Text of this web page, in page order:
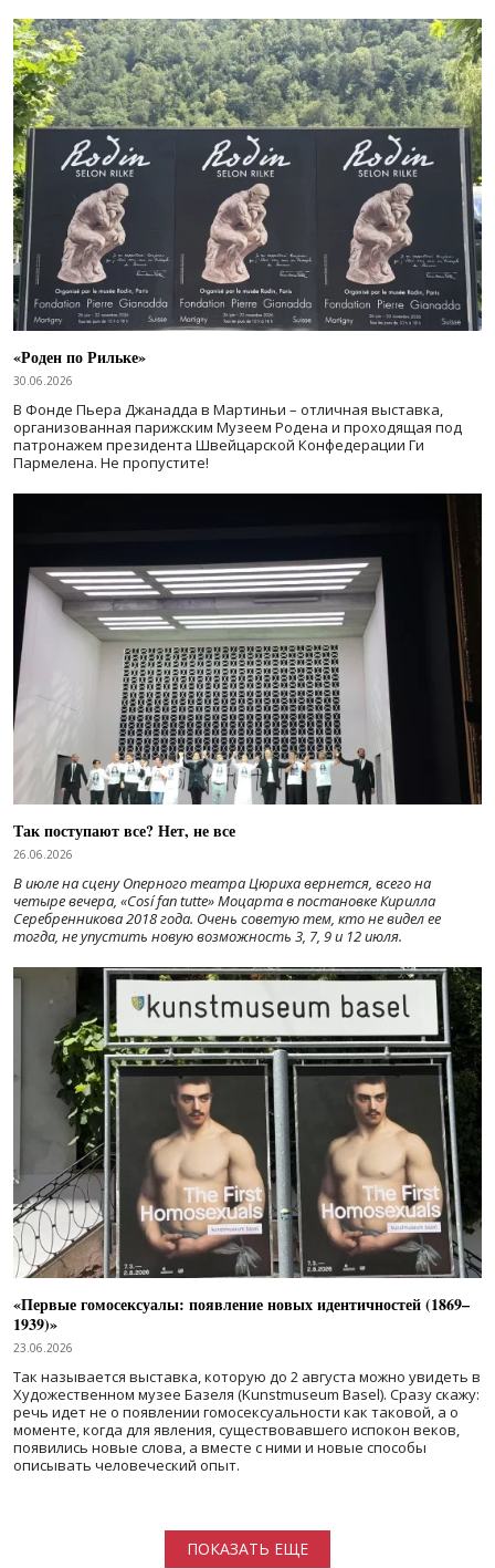
«Роден по Рильке»
30.06.2026
В Фонде Пьера Джанадда в Мартиньи – отличная выставка,
организованная парижским Музеем Родена и проходящая под
патронажем президента Швейцарской Конфедерации Ги
Пармелена. Не пропустите!
Так поступают все? Нет, не все
26.06.2026
В июле на сцену Оперного театра Цюриха вернется, всего на
четыре вечера, «Cosí fan tutte» Моцарта в постановке Кирилла
Серебренникова 2018 года. Очень советую тем, кто не видел ее
тогда, не упустить новую возможность 3, 7, 9 и 12 июля.
«Первые гомосексуалы: появление новых идентичностей (1869–
1939)»
23.06.2026
Так называется выставка, которую до 2 августа можно увидеть в
Художественном музее Базеля (Kunstmuseum Basel). Сразу скажу:
речь идет не о появлении гомосексуальности как таковой, а о
моменте, когда для явления, существовавшего испокон веков,
появились новые слова, а вместе с ними и новые способы
описывать человеческий опыт.
ПОКАЗАТЬ ЕЩЕ